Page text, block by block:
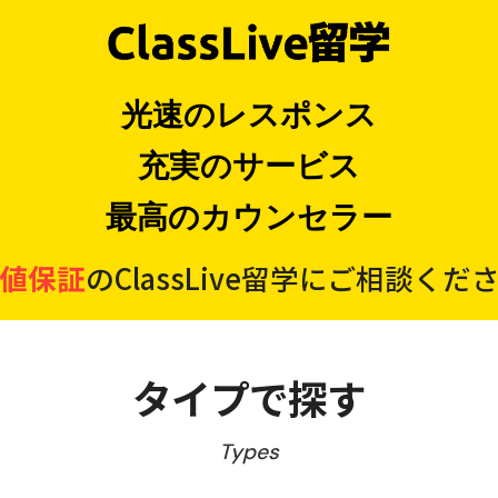
光速のレスポンス
充実のサービス
最高のカウンセラー
保証のClassLive留学にご相談くだ
タイプで探す
Types